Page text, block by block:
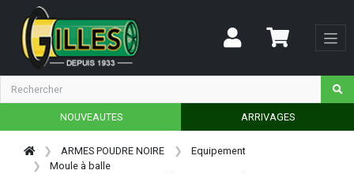
NOUVEAUTES ARRIVAGES
ARMES POUDRE NOIRE
Equipement
Moule à balle